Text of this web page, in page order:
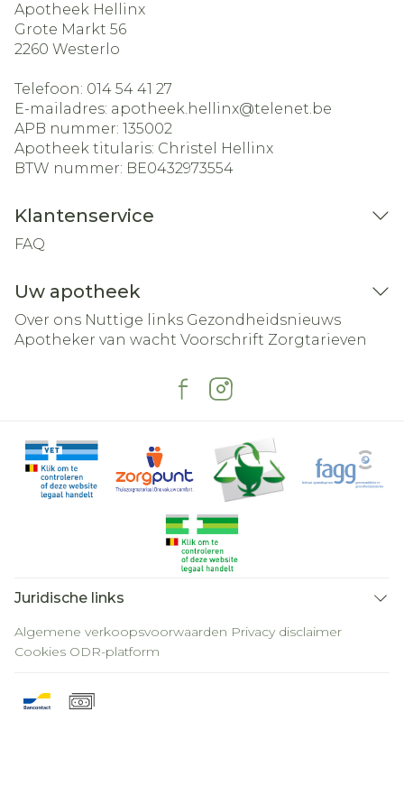
Apotheek Hellinx
Grote Markt 56
2260 Westerlo
Telefoon: 014 54 41 27
E-mailadres: apotheek.hellinx@telenet.be
APB nummer: 135002
Apotheek titularis: Christel Hellinx
BTW nummer: BE0432973554
Klantenservice
FAQ
Uw apotheek
Over ons Nuttige links Gezondheidsnieuws
Apotheker van wacht Voorschrift Zorgtarieven
Juridische links
Algemene verkoopsvoorwaarden Privacy disclaimer
Cookies ODR-platform